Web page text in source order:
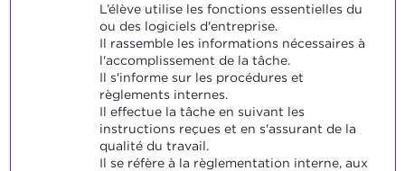
L’élève utilise les fonctions essentielles du
ou des logiciels d'entreprise.
Il rassemble les informations nécessaires à
l'accomplissement de la tâche.
Il s'informe sur les procédures et
règlements internes.
Il effectue la tâche en suivant les
instructions reçues et en s'assurant de la
qualité du travail.
Il se réfère à la règlementation interne, aux